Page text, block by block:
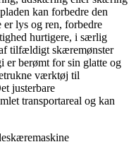
kan forbedre den
lys og ren, forbedre
hurtigere, i særlig
tilfældigt skæremønster
er berømt for sin glatte og
værktøj til
justerbare
transportareal og kan